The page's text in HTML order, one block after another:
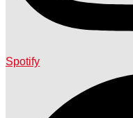
Spotify